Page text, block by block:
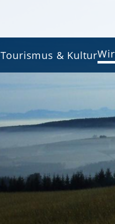
Tourismus & Kultur